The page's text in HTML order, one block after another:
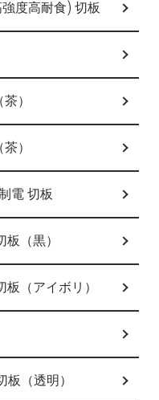
度高耐食) 切板
）
）
電 切板
（黒）
（アイボリ）
（透明）